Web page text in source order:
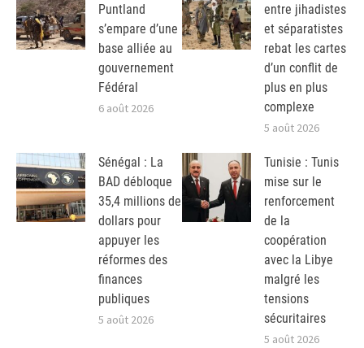
Puntland
s’empare d’une
base alliée au
gouvernement
Fédéral
6 août 2026
entre jihadistes
et séparatistes
rebat les cartes
d’un conflit de
plus en plus
complexe
5 août 2026
Sénégal : La
BAD débloque
35,4 millions de
dollars pour
appuyer les
réformes des
finances
publiques
5 août 2026
Tunisie : Tunis
mise sur le
renforcement
de la
coopération
avec la Libye
malgré les
tensions
sécuritaires
5 août 2026